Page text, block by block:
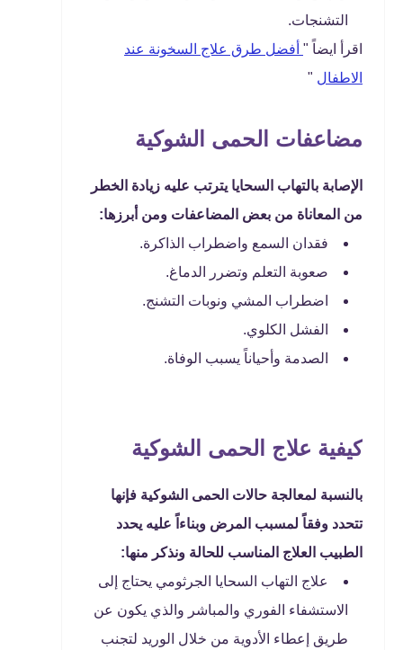
التشنجات.
اقرأ ايضاً " أفضل طرق علاج السخونة عند
الاطفال "
مضاعفات الحمى الشوكية
الإصابة بالتهاب السحايا يترتب عليه زيادة الخطر
من المعاناة من بعض المضاعفات ومن أبرزها:
فقدان السمع واضطراب الذاكرة.
صعوبة التعلم وتضرر الدماغ.
اضطراب المشي ونوبات التشنج.
الفشل الكلوي.
الصدمة وأحياناً يسبب الوفاة.
كيفية علاج الحمى الشوكية
بالنسبة لمعالجة حالات الحمى الشوكية فإنها
تتحدد وفقاً لمسبب المرض وبناءاً عليه يحدد
الطبيب العلاج المناسب للحالة ونذكر منها:
علاج التهاب السحايا الجرثومي يحتاج إلى
الاستشفاء الفوري والمباشر والذي يكون عن
طريق إعطاء الأدوية من خلال الوريد لتجنب